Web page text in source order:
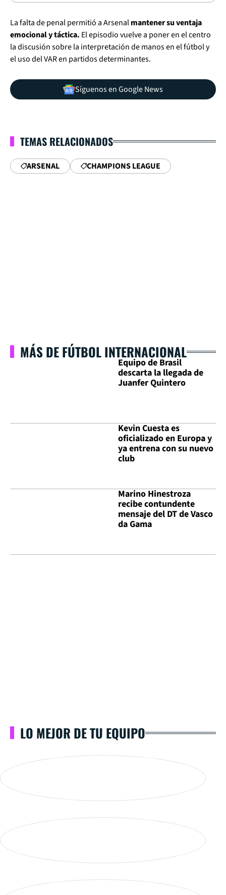
La falta de penal permitió a Arsenalmantener su ventaja
emocional y táctica. El episodio vuelve a poner en el centro
la discusión sobre la interpretación de manos en el fútbol y
el uso del VAR en partidos determinantes.
Síguenos en Google News
TEMAS RELACIONADOS
ARSENAL CHAMPIONS LEAGUE
MÁS DE FÚTBOL INTERNACIONAL
Equipo de Brasil
descarta la llegada de
Juanfer Quintero
Kevin Cuesta es
oficializado en Europa y
ya entrena con su nuevo
club
Marino Hinestroza
recibe contundente
mensaje del DT de Vasco
da Gama
LO MEJOR DE TU EQUIPO